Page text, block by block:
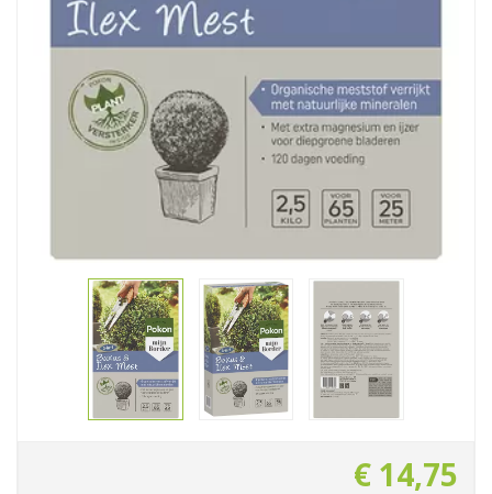
€ 14,75